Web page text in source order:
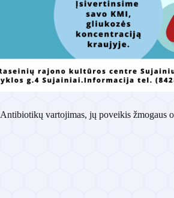
Antibiotikų vartojimas, jų poveikis žmogaus